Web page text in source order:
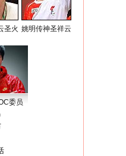
圣火 姚明传神圣祥云
委员